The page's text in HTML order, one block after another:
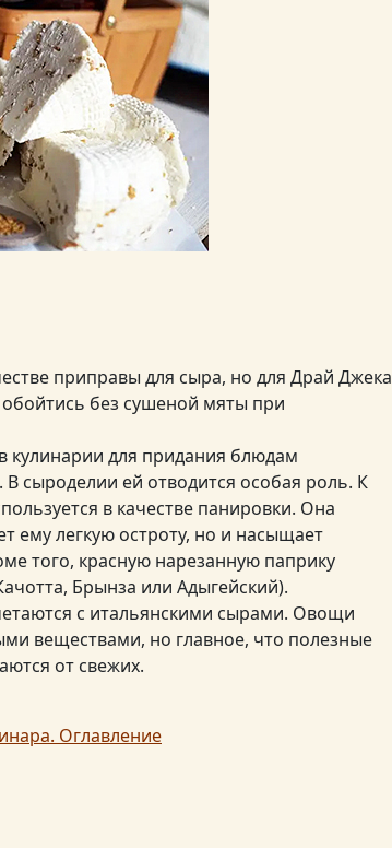
приправы для сыра, но для Драй Джека
без сушеной мяты при
кулинарии для придания блюдам
сыроделии ей отводится особая роль. К
в качестве панировки. Она
ему легкую остроту, но и насыщает
того, красную нарезанную паприку
Брынза или Адыгейский).
с итальянскими сырами. Овощи
веществами, но главное, что полезные
от свежих.
Оглавление